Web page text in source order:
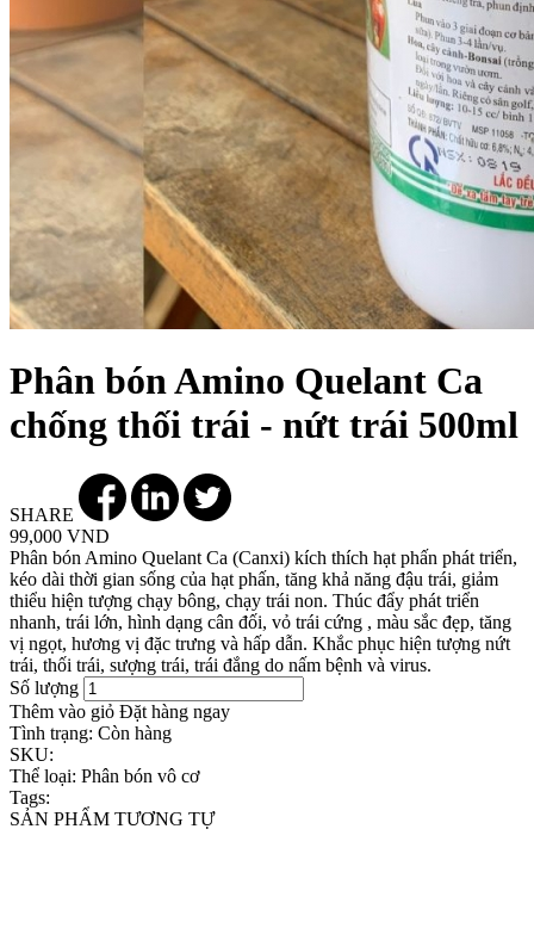
Phân bón Amino Quelant Ca
chống thối trái - nứt trái 500ml
SHARE
99,000 VND
Phân bón Amino Quelant Ca (Canxi) kích thích hạt phấn phát triển,
kéo dài thời gian sống của hạt phấn, tăng khả năng đậu trái, giảm
thiểu hiện tượng chạy bông, chạy trái non. Thúc đẩy phát triển
nhanh, trái lớn, hình dạng cân đối, vỏ trái cứng , màu sắc đẹp, tăng
vị ngọt, hương vị đặc trưng và hấp dẫn. Khắc phục hiện tượng nứt
trái, thối trái, sượng trái, trái đắng do nấm bệnh và virus.
Số lượng
Thêm vào giỏ Đặt hàng ngay
Tình trạng: Còn hàng
SKU:
Thể loại: Phân bón vô cơ
Tags:
SẢN PHẨM TƯƠNG TỰ